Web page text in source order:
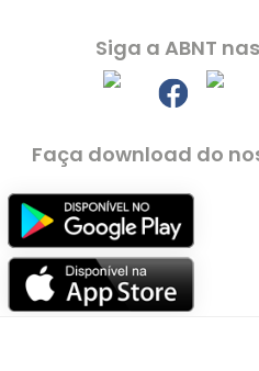
Siga a ABNT
Faça download do